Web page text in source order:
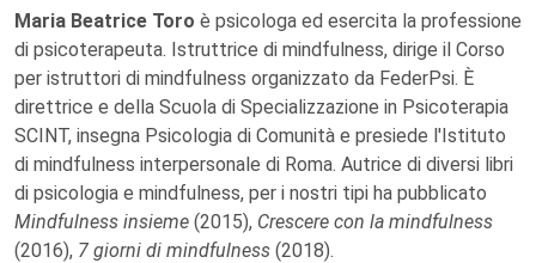
Maria Beatrice Toro è psicologa ed esercita la professione
di psicoterapeuta. Istruttrice di mindfulness, dirige il Corso
per istruttori di mindfulness organizzato da FederPsi. È
direttrice e della Scuola di Specializzazione in Psicoterapia
SCINT, insegna Psicologia di Comunità e presiede l'Istituto
di mindfulness interpersonale di Roma. Autrice di diversi libri
di psicologia e mindfulness, per i nostri tipi ha pubblicato
Mindfulness insieme (2015), Crescere con la mindfulness
(2016), 7 giorni di mindfulness (2018).